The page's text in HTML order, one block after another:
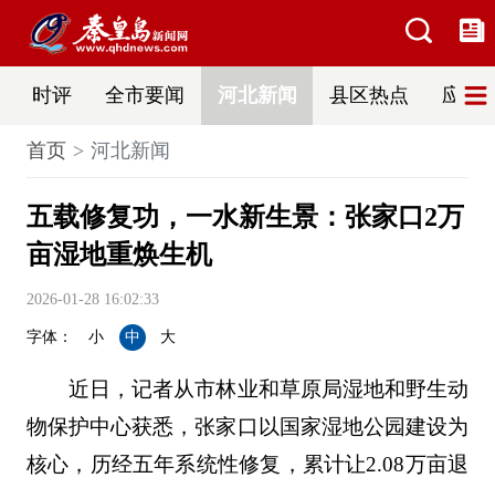
时评 全市要闻 河北新闻 县区热点 应急
首页 河北新闻
五载修复功，一水新生景：张家口2万
亩湿地重焕生机
2026-01-28 16:02:33
字体： 小 中 大
近日，记者从市林业和草原局湿地和野生动
物保护中心获悉，张家口以国家湿地公园建设为
核心，历经五年系统性修复，累计让2.08万亩退